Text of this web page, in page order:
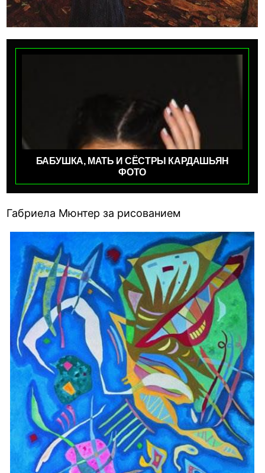
БАБУШКА, МАТЬ И СЁСТРЫ КАРДАШЬЯН
ФОТО
Габриела Мюнтер за рисованием